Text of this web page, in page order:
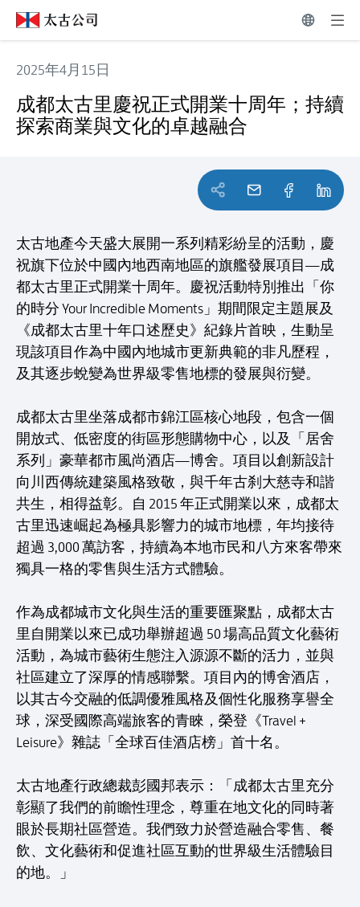
2025年4月15日
成都太古里慶祝正式開業十周年；持續
探索商業與文化的卓越融合
太古地產今天盛大展開一系列精彩紛呈的活動，慶
祝旗下位於中國內地西南地區的旗艦發展項目—成
都太古里正式開業十周年。慶祝活動特別推出「你
的時分 Your Incredible Moments」期間限定主題展及
《成都太古里十年口述歷史》紀錄片首映，生動呈
現該項目作為中國內地城市更新典範的非凡歷程，
及其逐步蛻變為世界級零售地標的發展與衍變。
成都太古里坐落成都市錦江區核心地段，包含一個
開放式、低密度的街區形態購物中心，以及「居舍
系列」豪華都市風尚酒店—博舍。項目以創新設計
向川西傳統建築風格致敬，與千年古刹大慈寺和諧
共生，相得益彰。自 2015 年正式開業以來，成都太
古里迅速崛起為極具影響力的城市地標，年均接待
超過 3,000 萬訪客，持續為本地市民和八方來客帶來
獨具一格的零售與生活方式體驗。
作為成都城市文化與生活的重要匯聚點，成都太古
里自開業以來已成功舉辦超過 50 場高品質文化藝術
活動，為城市藝術生態注入源源不斷的活力，並與
社區建立了深厚的情感聯繫。項目內的博舍酒店，
以其古今交融的低調優雅風格及個性化服務享譽全
球，深受國際高端旅客的青睞，榮登《Travel +
Leisure》雜誌「全球百佳酒店榜」首十名。
太古地產行政總裁彭國邦表示：「成都太古里充分
彰顯了我們的前瞻性理念，尊重在地文化的同時著
眼於長期社區營造。我們致力於營造融合零售、餐
飲、文化藝術和促進社區互動的世界級生活體驗目
的地。」